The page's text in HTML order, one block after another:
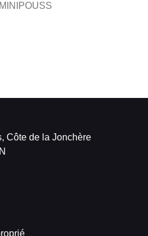
Côte de la Jonchère